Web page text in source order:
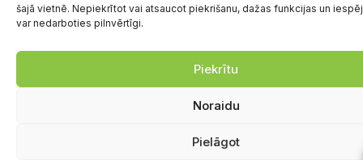
šajā vietnē. Nepiekrītot vai atsaucot piekrišanu, dažas funkcijas un
var nedarboties pilnvērtīgi.
Piekrītu
Noraidu
Pielāgot